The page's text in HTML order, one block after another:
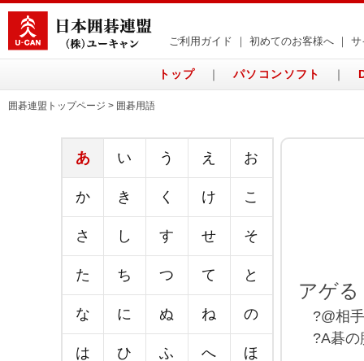
ご利用ガイド 初めてのお客様へ サ
トップ ｜ パソコンソフト ｜
囲碁連盟トップページ > 囲碁用語
あ い う え お
か き く け こ
さ し す せ そ
た ち つ て と
な に ぬ ね の
は ひ ふ へ ほ
アゲる
?@相手
?A碁の